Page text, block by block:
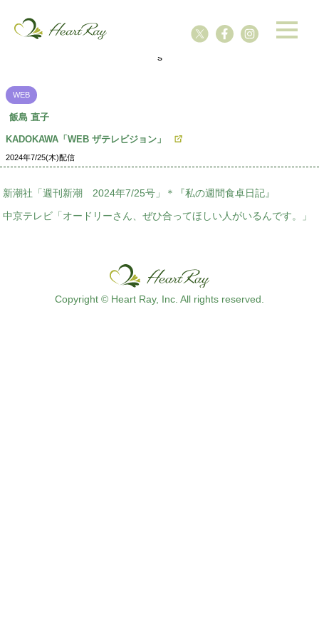
s
WEB
飯島 直子
KADOKAWA「WEB ザテレビジョン」
2024年7/25(木)配信
新潮社「週刊新潮 2024年7/25号」＊『私の週間食卓日記』
中京テレビ「オードリーさん、ぜひ合ってほしい人がいるんです。」
Copyright © Heart Ray, Inc. All rights reserved.